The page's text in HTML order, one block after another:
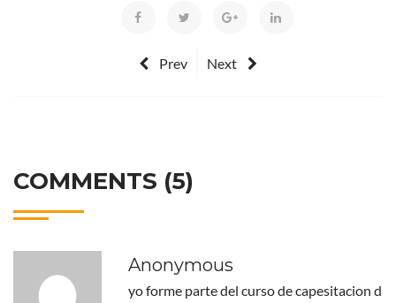
Prev Next
COMMENTS (5)
Anonymous
yo forme parte del curso de capesitacion d